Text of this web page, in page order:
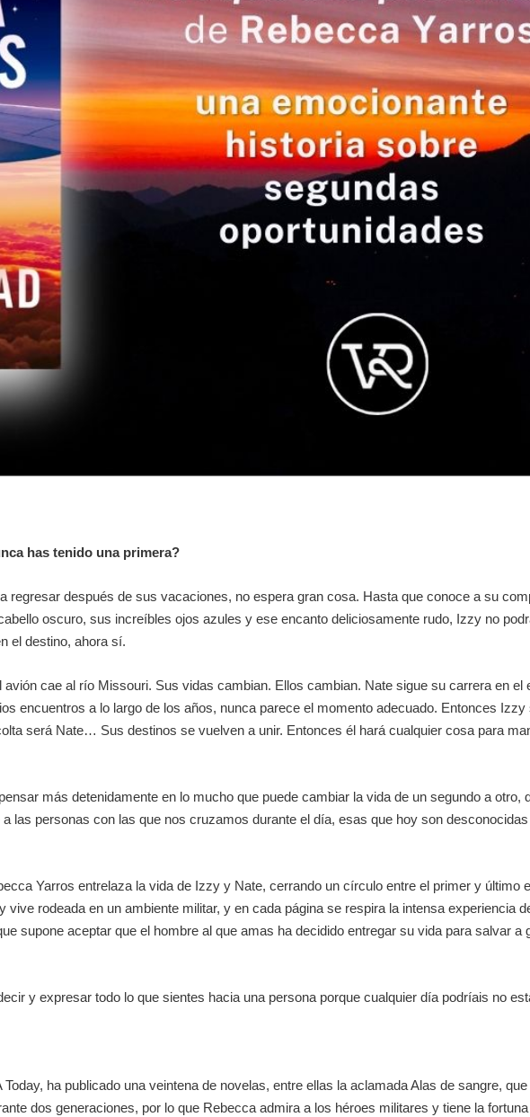
has tenido una primera?
regresar después de sus vacaciones, no espera gran cosa. Hasta que conoce a su
oscuro, sus increíbles ojos azules y ese encanto deliciosamente rudo, Izzy no
el destino, ahora sí.
cae al río Missouri. Sus vidas cambian. Ellos cambian. Nate sigue su carrera en el
encuentros a lo largo de los años, nunca parece el momento adecuado. Entonces Izzy
será Nate… Sus destinos se vuelven a unir. Entonces él hará cualquier cosa para
más detenidamente en lo mucho que puede cambiar la vida de un segundo a otro,
las personas con las que nos cruzamos durante el día, esas que hoy son
Yarros entrelaza la vida de Izzy y Nate, cerrando un círculo entre el primer y último
rodeada en un ambiente militar, y en cada página se respira la intensa experiencia
supone aceptar que el hombre al que amas ha decidido entregar su vida para salvar a
y expresar todo lo que sientes hacia una persona porque cualquier día podríais no
ha publicado una veintena de novelas, entre ellas la aclamada Alas de sangre,
dos generaciones, por lo que Rebecca admira a los héroes militares y tiene la